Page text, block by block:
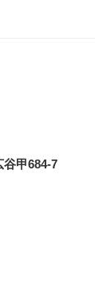
谷甲684-7